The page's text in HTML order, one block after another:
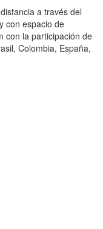
a través del
con espacio de
con la participación de
Colombia, España,